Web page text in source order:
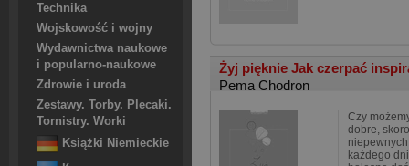
Technika
Wojskowość i wojny
Wydawnictwa naukowe
i popularno-naukowe
Zdrowie i uroda
Zestawy. Torby. Plecaki.
Tornistry. Worki
Książki Niemieckie
Żyj pięknie Jak czerpać
Pema Chodron
Czy
dobre,
każdego